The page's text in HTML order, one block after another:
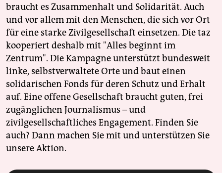
braucht es Zusammenhalt und Solidarität. Auch
und vor allem mit den Menschen, die sich vor Ort
für eine starke Zivilgesellschaft einsetzen. Die taz
kooperiert deshalb mit "Alles beginnt im
Zentrum". Die Kampagne unterstützt bundesweit
linke, selbstverwaltete Orte und baut einen
solidarischen Fonds für deren Schutz und Erhalt
auf. Eine offene Gesellschaft braucht guten, frei
zugänglichen Journalismus – und
zivilgesellschaftliches Engagement. Finden Sie
auch? Dann machen Sie mit und unterstützen Sie
unsere Aktion.